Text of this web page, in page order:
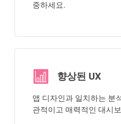
중하세요.
향상된 UX
앱 디자인과 일치하는 분
관적이고 매력적인 대시